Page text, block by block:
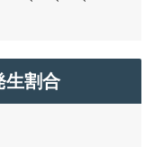
生割合